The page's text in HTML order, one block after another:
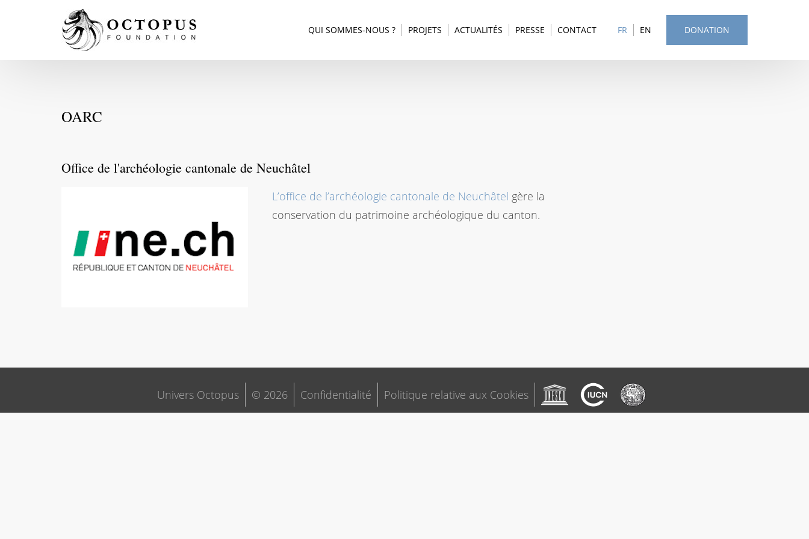
DONATION
FR EN
QUI SOMMES-NOUS ? PROJETS ACTUALITÉS PRESSE CONTACT
OARC
Office de l'archéologie cantonale de Neuchâtel
L’office de l’archéologie cantonale de Neuchâtel gère la
conservation du patrimoine archéologique du canton.
Univers Octopus © 2026 Confidentialité Politique relative aux Cookies